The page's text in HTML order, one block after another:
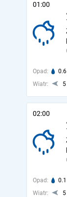
01:00
Opad:
Wiatr:
02:00
Opad:
Wiatr: